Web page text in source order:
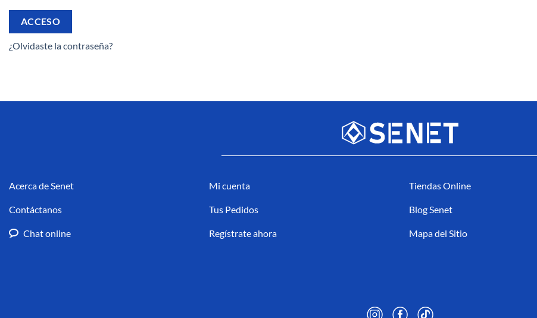
ACCESO
¿Olvidaste la contraseña?
Acerca de Senet
Contáctanos
Chat online
Mi cuenta
Tus Pedidos
Regístrate ahora
Tiendas Online
Blog Senet
Mapa del Sitio